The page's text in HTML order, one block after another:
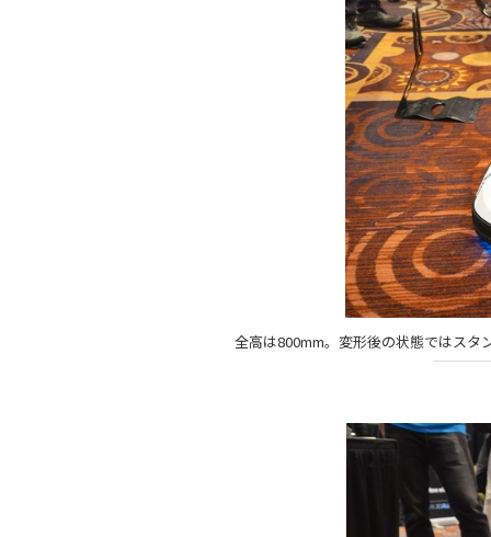
全高は800mm。変形後の状態ではスタ